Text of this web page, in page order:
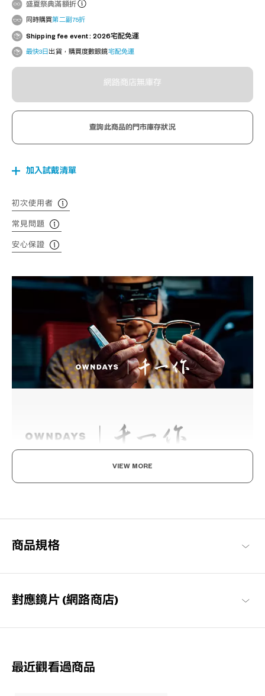
盛夏祭典滿額折
同時購買第二副75折
Shipping fee event : 2026宅配免運
最快3日 出貨，購買度數眼鏡宅配免運
網路商店無庫存
查詢此商品的門市庫存狀況
加入試戴清單
初次使用者
常見問題
安心保證
職人工藝，日本製之美
VIEW MORE
商品規格
對應鏡片 (網路商店)
最近觀看過商品